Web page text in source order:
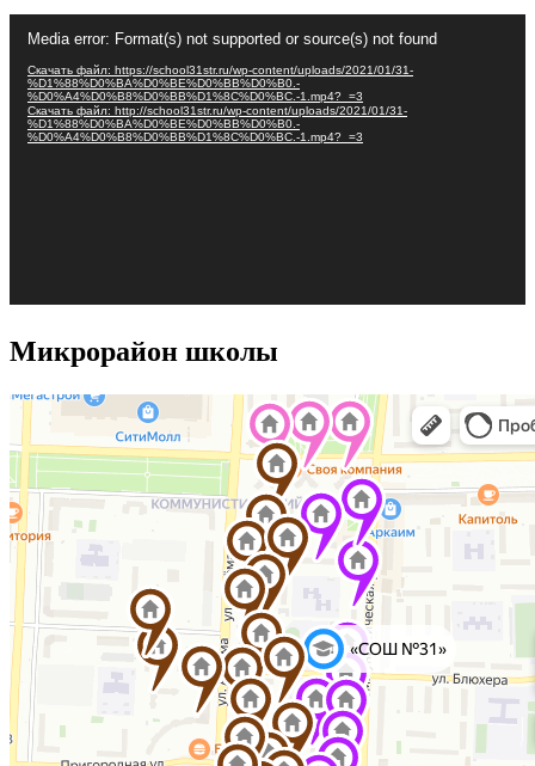
Media error: Format(s) not supported or source(s) not found
Скачать файл: https://school31str.ru/wp-content/uploads/2021/01/31-
%D1%88%D0%BA%D0%BE%D0%BB%D0%B0.-
%D0%A4%D0%B8%D0%BB%D1%8C%D0%BC.-1.mp4?_=3
Скачать файл: http://school31str.ru/wp-content/uploads/2021/01/31-
%D1%88%D0%BA%D0%BE%D0%BB%D0%B0.-
%D0%A4%D0%B8%D0%BB%D1%8C%D0%BC.-1.mp4?_=3
Микрорайон школы